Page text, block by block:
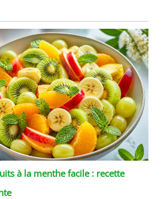
à la menthe facile : recette